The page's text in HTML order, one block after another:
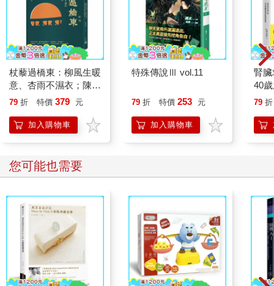
杖藜過橋東：柳風生暖
意、杏雨不濕衣；陳亮
恭談以心轉境的適齡漫
79 折 特價 379 元
加入購物車
特殊傳說Ⅲ vol.11
79 折 特價 253 元
加入購物車
腎
40
就
79 折
您可能也需要